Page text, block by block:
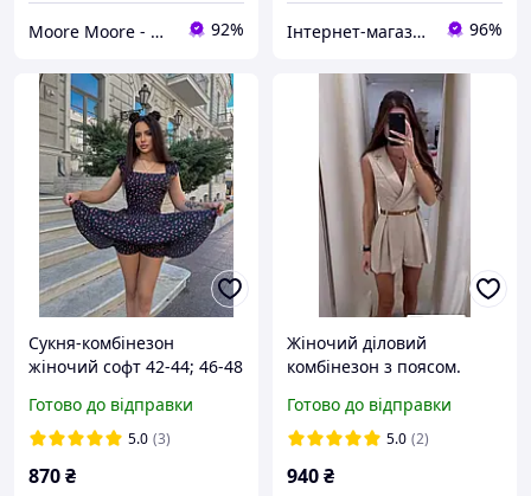
Moore Moore - магазин одягу🛍️ 92% Інтернет-магазин одягу «Richie» 96%
Сукня-комбінезон
жіночий софт 42-44; 46-48
Готово до відправки
5.0 (3)
870₴
Жіночий діловий
комбінезон з поясом.
Готово до відправки
5.0 (2)
940₴